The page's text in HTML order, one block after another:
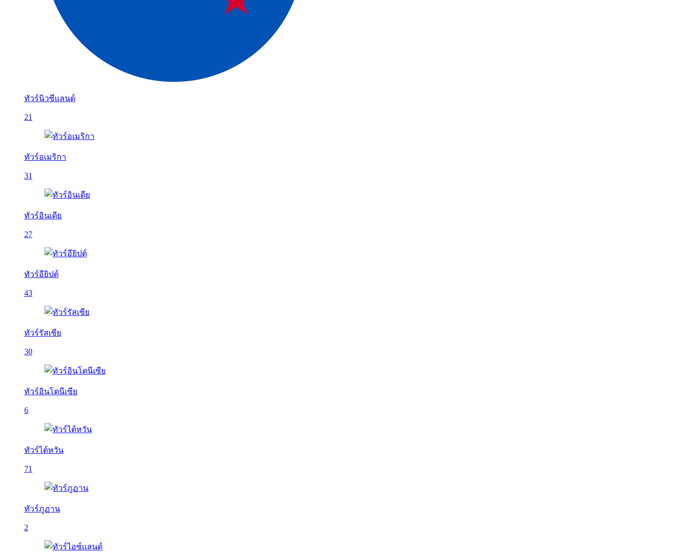
ทัวร์นิวซีแลนด์
21
ทัวร์อเมริกา
31
ทัวร์อินเดีย
27
ทัวร์อียิปต์
43
ทัวร์รัสเซีย
30
ทัวร์อินโดนีเซีย
6
ทัวร์ไต้หวัน
71
ทัวร์ภูฏาน
2